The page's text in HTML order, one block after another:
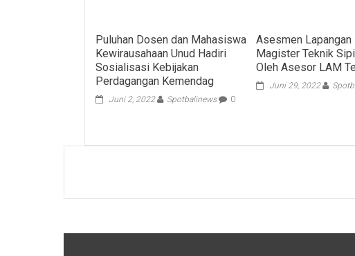
Puluhan Dosen dan Mahasiswa
Kewirausahaan Unud Hadiri
Sosialisasi Kebijakan
Perdagangan Kemendag
Juni 2, 2022 Spotbalinews 0
Asesmen
Magister Teknik
Oleh Asesor LAM
Juni 29, 2022